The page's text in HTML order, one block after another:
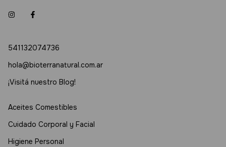
541132074736
hola@bioterranatural.com.ar
¡Visitá nuestro Blog!
Aceites Comestibles
Cuidado Corporal y Facial
Higiene Personal